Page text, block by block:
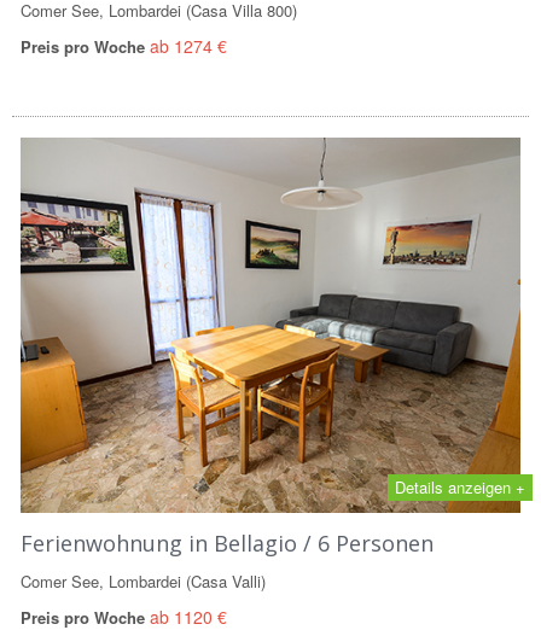
Comer See, Lombardei (Casa Villa 800)
Preis pro Woche ab 1274 €
Details anzeigen +
Ferienwohnung in Bellagio / 6 Personen
Comer See, Lombardei (Casa Valli)
Preis pro Woche ab 1120 €